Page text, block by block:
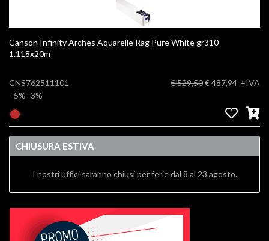
Canson Infinity Arches Aquarelle Rag Pure White gr310
1.118x20m
CNS762511101
-5% -3%
€ 529,50€ 487,94 +IVA
CHIUSURA ESTIVA
I nostri uffici saranno chiusi per ferie dal 8 al 23 agosto.